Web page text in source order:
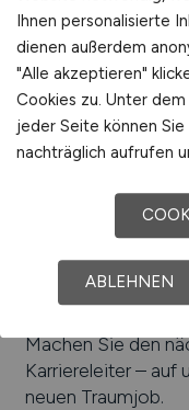
Beliebte
Jobangebote
Epsilon
Systems GmbH,
Holding GmbH,
Einfach online
und Umgebung
unserem
Machen Sie den
Karriereleiter – auf
neuen Traumjob.
Ihnen personalisierte
dienen außerdem
"Alle akzeptieren"
Cookies zu. Unter
jeder Seite können
nachträglich aufrufen
ABLEHNEN